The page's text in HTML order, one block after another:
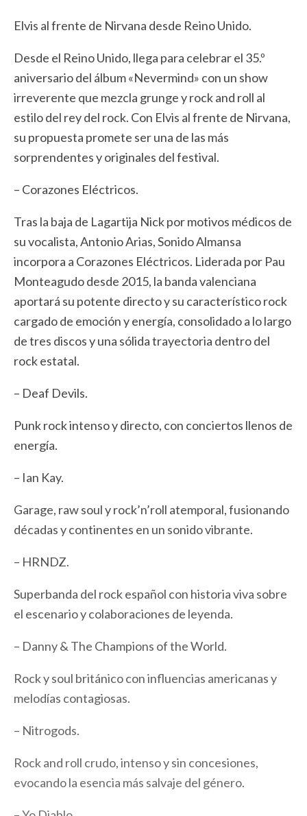
Elvis al frente de Nirvana desde Reino Unido.
Desde el Reino Unido, llega para celebrar el 35.º
aniversario del álbum «Nevermind» con un show
irreverente que mezcla grunge y rock and roll al
estilo del rey del rock. Con Elvis al frente de Nirvana,
su propuesta promete ser una de las más
sorprendentes y originales del festival.
– Corazones Eléctricos.
Tras la baja de Lagartija Nick por motivos médicos de
su vocalista, Antonio Arias, Sonido Almansa
incorpora a Corazones Eléctricos. Liderada por Pau
Monteagudo desde 2015, la banda valenciana
aportará su potente directo y su característico rock
cargado de emoción y energía, consolidado a lo largo
de tres discos y una sólida trayectoria dentro del
rock estatal.
– Deaf Devils.
Punk rock intenso y directo, con conciertos llenos de
energía.
– Ian Kay.
Garage, raw soul y rock’n’roll atemporal, fusionando
décadas y continentes en un sonido vibrante.
– HRNDZ.
Superbanda del rock español con historia viva sobre
el escenario y colaboraciones de leyenda.
– Danny & The Champions of the World.
Rock y soul británico con influencias americanas y
melodías contagiosas.
– Nitrogods.
Rock and roll crudo, intenso y sin concesiones,
evocando la esencia más salvaje del género.